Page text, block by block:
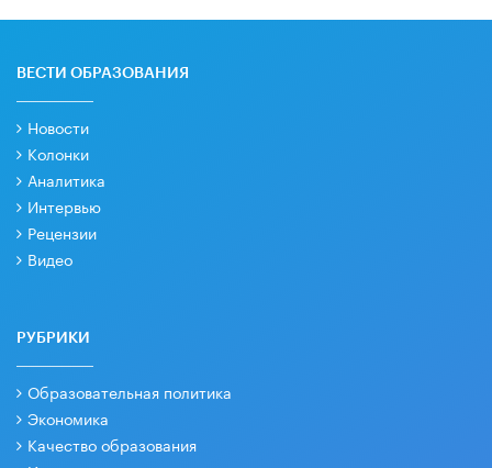
ВЕСТИ ОБРАЗОВАНИЯ
Новости
Колонки
Аналитика
Интервью
Рецензии
Видео
РУБРИКИ
Образовательная политика
Экономика
Качество образования